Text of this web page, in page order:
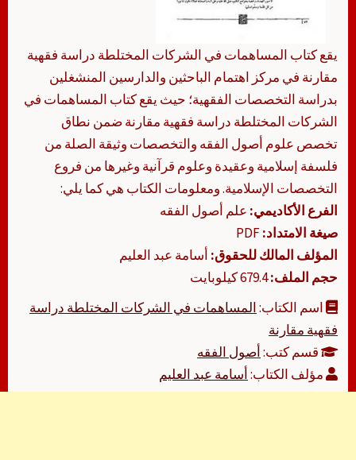
يقع كتاب المساهمات في الشركات المختلطة دراسة فقهية
مقارنة في مركز اهتمام الباحثين والدارسين المنشغلين
بدراسة التخصصات الفقهية؛ حيث يقع كتاب المساهمات في
الشركات المختلطة دراسة فقهية مقارنة ضمن نطاق
تخصص علوم أصول الفقه والتخصصات وثيقة الصلة من
فلسفة إسلامية وعقيدة وعلوم قرآنية وغيرها من فروع
التخصصات الإسلامية. ومعلومات الكتاب هي كما يلي:
الفرع الأكاديمي: علم أصول الفقه
صيغة الامتداد:
المؤلف المالك للحقوق: أسامة عبد العليم
حجم الملف:679.4 كيلوبايت
اسم الكتاب:المساهمات في الشركات المختلطة دراسة
فقهية مقارنة
قسم كتب:أصول الفقه
مؤلف الكتاب:أسامة عبد العليم